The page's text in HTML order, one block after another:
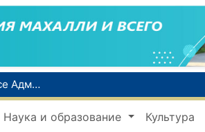
Сенат одобрил Конституционный закон о правовом статусе Администрации Президента Республики Узбекистан
В Ташкенте задержали подозреваемых в распространении крупной партии наркотиков
До 10 августа студенты могут исправить отклоненные заявления на перевод в государственные вузы
Наука и образование Культура